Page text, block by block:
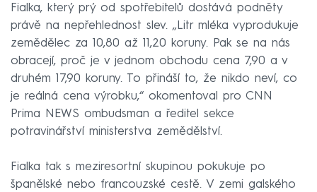
Fialka, který prý od spotřebitelů dostává podněty
právě na nepřehlednost slev. „Litr mléka vyprodukuje
zemědělec za 10,80 až 11,20 koruny. Pak se na nás
obracejí, proč je v jednom obchodu cena 7,90 a v
druhém 17,90 koruny. To přináší to, že nikdo neví, co
je reálná cena výrobku,“ okomentoval pro CNN
Prima NEWS ombudsman a ředitel sekce
potravinářství ministerstva zemědělství.
Fialka tak s meziresortní skupinou pokukuje po
španělské nebo francouzské cestě. V zemi galského